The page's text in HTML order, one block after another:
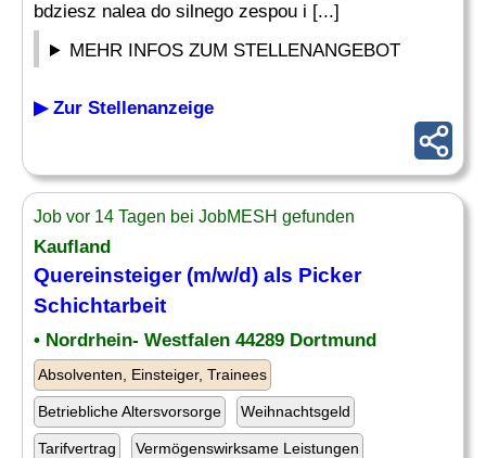
bdziesz nalea do silnego zespou i [...]
MEHR INFOS ZUM STELLENANGEBOT
▶ Zur Stellenanzeige
Job vor 14 Tagen bei JobMESH gefunden
Kaufland
Quereinsteiger (m/w/d) als Picker
Schichtarbeit
• Nordrhein- Westfalen 44289 Dortmund
Absolventen, Einsteiger, Trainees
Betriebliche Altersvorsorge Weihnachtsgeld
Tarifvertrag Vermögenswirksame Leistungen